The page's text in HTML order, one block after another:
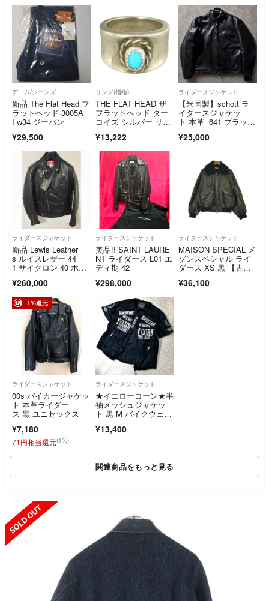
デニム/ジーンズ
新品 The Flat Head フ
ラットヘッド 3005A
I w34 ジーパン
¥29,500
リング(指輪)
THE FLAT HEAD ザ
フラットヘッド ター
コイズ シルバー リン
ブルー系 約17号【中
古】
¥13,222
ライダースジャケット
【米国製】schott ラ
イダースジャケッ
ト 本革 641 ブラッ
¥25,000
ライダースジャケット
新品 Lewis Leather
s ルイスレザー 44
1 サイクロン 40 ホー
スジャケット
¥260,000
ライダースジャケット
美品!! SAINT LAURE
NT ライダース L01 エ
ディ期 42
¥298,000
ライダースジャケット
MAISON SPECIAL メ
ゾンスペシャル ライ
ダース XS 黒 【古
料】
¥36,100
1%還元
ライダースジャケット
00s バイカージャケッ
ト 本革ライダー
ス 黒 ユニセックス
¥7,180
71円相当還元(1%)
ライダースジャケット
★イエローコーン★半
袖メッシュジャケッ
ト 黒 M バイクウェ
rn ツーリングジャケ
¥13,400
関連商品をもっと見る
SOLD OUT